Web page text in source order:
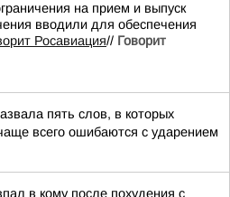
на прием и выпуск
вводили для обеспечения
Росавиация// Говорит
пять слов, в которых
всего ошибаются с ударением
в кому после похудения с